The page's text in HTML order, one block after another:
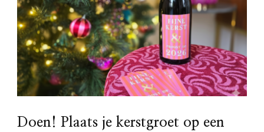
Doen! Plaats je kerstgroet op een